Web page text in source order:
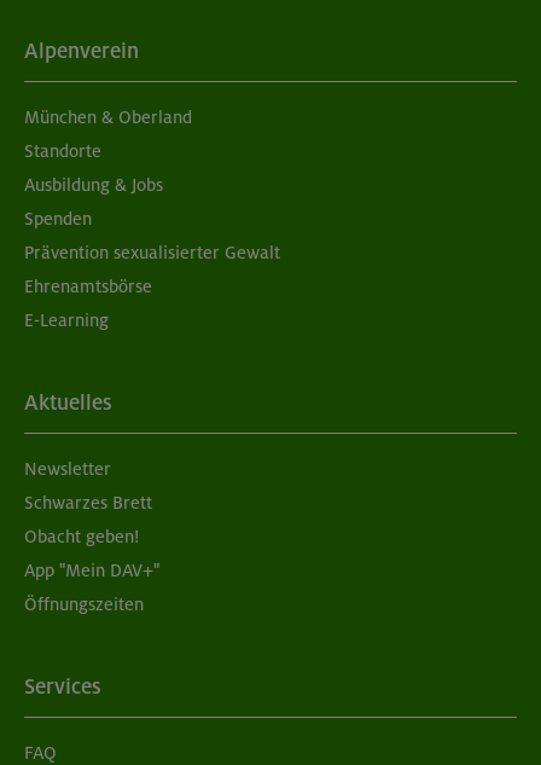
Alpenverein
München & Oberland
Standorte
Ausbildung & Jobs
Spenden
Prävention sexualisierter Gewalt
Ehrenamtsbörse
E-Learning
Aktuelles
Newsletter
Schwarzes Brett
Obacht geben!
App "Mein DAV+"
Öffnungszeiten
Services
FAQ